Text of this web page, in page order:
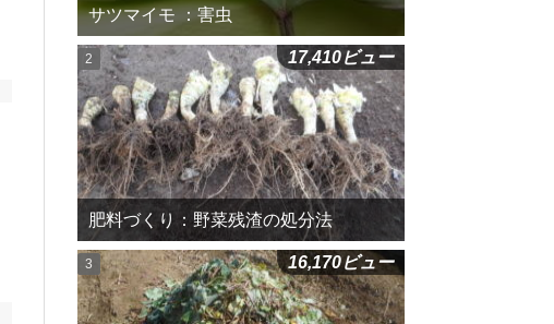
サツマイモ ：害虫
肥料づくり：野菜残渣の処分法
17,410ビュー
16,170ビュー